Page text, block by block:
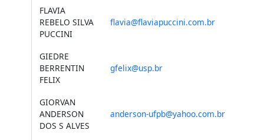
FLAVIA
REBELO SILVA
PUCCINI
flavia@flaviapuccini.com.br
GIEDRE
BERRENTIN
FELIX
gfelix@usp.br
GIORVAN
ANDERSON
DOS S ALVES
anderson-ufpb@yahoo.com.br